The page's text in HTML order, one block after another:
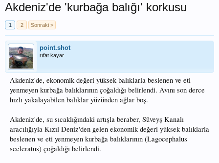
Akdeniz'de 'kurbağa balığı' korkusu
1 2 Sonraki >
point.shot
rıfat kayar
Akdeniz'de, ekonomik değeri yüksek balıklarla beslenen ve eti
yenmeyen kurbağa balıklarının çoğaldığı belirlendi. Avını son derce
hızlı yakalayabilen balıklar yüzünden ağlar boş.
Akdeniz'de, su sıcaklığındaki artışla beraber, Süveyş Kanalı
aracılığıyla Kızıl Deniz'den gelen ekonomik değeri yüksek balıklarla
beslenen ve eti yenmeyen kurbağa balıklarının (Lagocephalus
sceleratus) çoğaldığı belirlendi.